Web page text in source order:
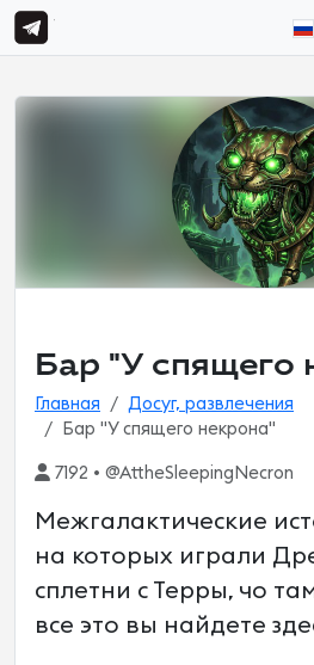
Бар "У спящего
Главная
Досуг, развлечения
Бар "У спящего некрона"
7192 • @AttheSleepingNecron
Межгалактические
на которых играли
сплетни с Терры, чо
все это вы найдете